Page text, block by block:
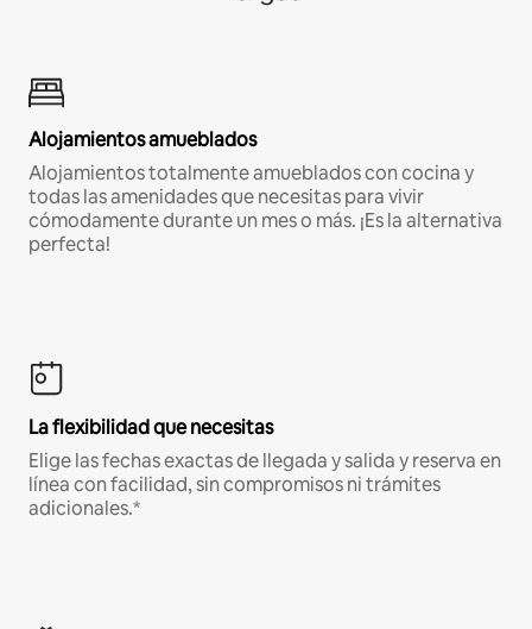
Alojamientos amueblados
Alojamientos totalmente amueblados con cocina y
todas las amenidades que necesitas para vivir
cómodamente durante un mes o más. ¡Es la alternativa
perfecta!
La flexibilidad que necesitas
Elige las fechas exactas de llegada y salida y reserva en
línea con facilidad, sin compromisos ni trámites
adicionales.*